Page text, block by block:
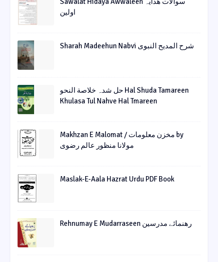
اولین
Sharah Madeehun Nabvi شرح المدیح النبوی
حل شدہ خلاصة النحو Hal Shuda Tamareen
Khulasa Tul Nahve Hal Tmareen
Makhzan E Malomat / مخزن معلومات by
مولانا منظور عالم رضوی
Maslak-E-Aala Hazrat Urdu PDF Book
Rehnumay E Mudarraseen رهنمائے مدرسین